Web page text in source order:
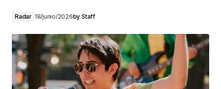
Radar 18/junio/2026by Staff